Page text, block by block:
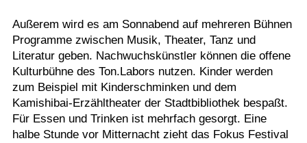
Außerem wird es am Sonnabend auf mehreren Bühnen
Programme zwischen Musik, Theater, Tanz und
Literatur geben. Nachwuchskünstler können die offene
Kulturbühne des Ton.Labors nutzen. Kinder werden
zum Beispiel mit Kinderschminken und dem
Kamishibai-Erzähltheater der Stadtbibliothek bespaßt.
Für Essen und Trinken ist mehrfach gesorgt. Eine
halbe Stunde vor Mitternacht zieht das Fokus Festival